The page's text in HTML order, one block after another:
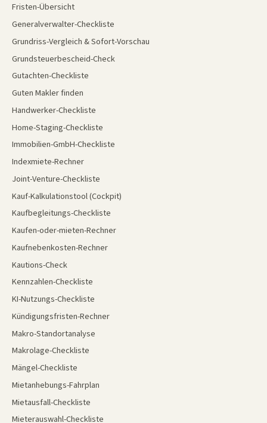
Fristen-Übersicht
Generalverwalter-Checkliste
Grundriss-Vergleich & Sofort-Vorschau
Grundsteuerbescheid-Check
Gutachten-Checkliste
Guten Makler finden
Handwerker-Checkliste
Home-Staging-Checkliste
Immobilien-GmbH-Checkliste
Indexmiete-Rechner
Joint-Venture-Checkliste
Kauf-Kalkulationstool (Cockpit)
Kaufbegleitungs-Checkliste
Kaufen-oder-mieten-Rechner
Kaufnebenkosten-Rechner
Kautions-Check
Kennzahlen-Checkliste
KI-Nutzungs-Checkliste
Kündigungsfristen-Rechner
Makro-Standortanalyse
Makrolage-Checkliste
Mängel-Checkliste
Mietanhebungs-Fahrplan
Mietausfall-Checkliste
Mieterauswahl-Checkliste